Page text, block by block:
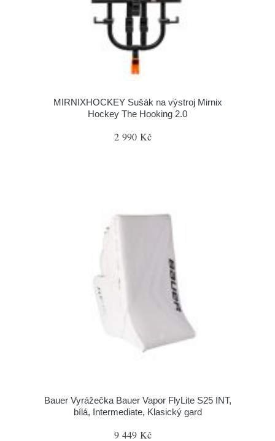
MIRNIXHOCKEY Sušák na výstroj Mirnix
Hockey The Hooking 2.0
2 990 Kč
Bauer Vyrážečka Bauer Vapor FlyLite S25 INT,
bílá, Intermediate, Klasický gard
9 449 Kč